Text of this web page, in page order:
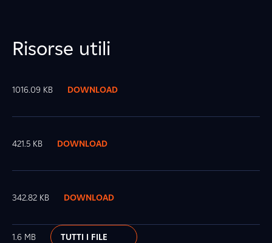
Risorse utili
1016.09 KB DOWNLOAD
421.5 KB DOWNLOAD
342.82 KB DOWNLOAD
1.6 MB TUTTI I FILE